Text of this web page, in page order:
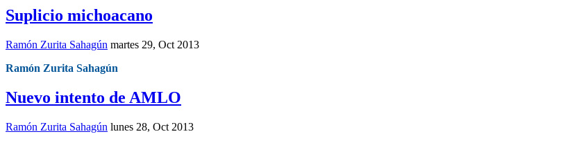
Suplicio michoacano
Ramón Zurita Sahagún martes 29, Oct 2013
Ramón Zurita Sahagún
Nuevo intento de AMLO
Ramón Zurita Sahagún lunes 28, Oct 2013